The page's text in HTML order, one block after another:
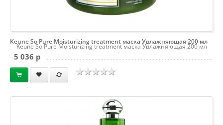
Keune So Pure Moisturizing treatment маска Увлажняющая 200 мл
Keune So Pure Moisturizing treatment маска Увлажняющая 200 мл
5 036 p